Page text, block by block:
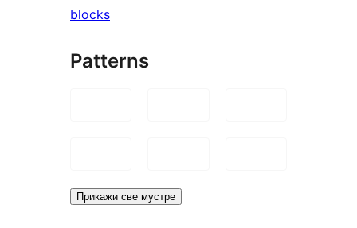
blocks
Patterns
Прикажи све мустре